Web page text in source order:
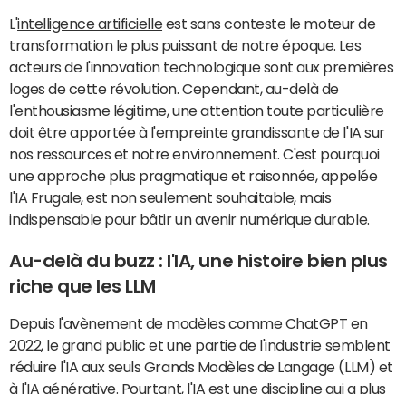
L'intelligence artificielleest sans conteste le moteur de
transformation le plus puissant de notre époque. Les
acteurs de l'innovation technologique sont aux premières
loges de cette révolution. Cependant, au-delà de
l'enthousiasme légitime, une attention toute particulière
doit être apportée à l'empreinte grandissante de l'IA sur
nos ressources et notre environnement. C'est pourquoi
une approche plus pragmatique et raisonnée, appelée
l'IA Frugale, est non seulement souhaitable, mais
indispensable pour bâtir un avenir numérique durable.
Au-delà du buzz : l'IA, une histoire bien plus
riche que les LLM
Depuis l'avènement de modèles comme ChatGPT en
2022, le grand public et une partie de l'industrie semblent
réduire l'IA aux seuls Grands Modèles de Langage (LLM) et
à l'IA générative. Pourtant, l'IA est une discipline qui a plus